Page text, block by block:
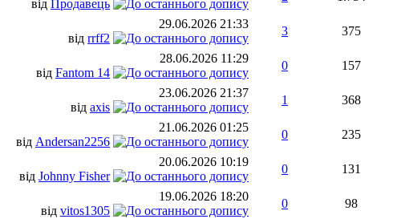
від Продавець
29.06.2026 21:33
від rrff2
3
375
28.06.2026 11:29
від Fantom 14
0
157
23.06.2026 21:37
від axis
1
368
21.06.2026 01:25
від Andersan2256
0
235
20.06.2026 10:19
від Johnny Fisher
0
131
19.06.2026 18:20
від vitos1305
0
98